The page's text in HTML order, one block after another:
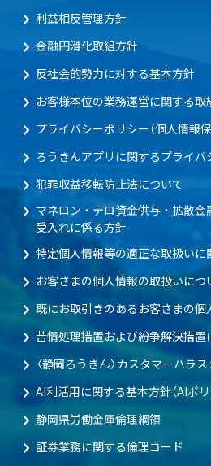
利益相反管理方針
金融円滑化取組方針
反社会的勢力に対する基本方針
お客様本位の業務運営に関する取
プライバシーポリシー（個人情報保
ろうきんアプリに関するプライバ
犯罪収益移転防止法について
マネロン・テロ資金供与・拡散
受入れに係る方針
特定個人情報等の適正な取扱いに
お客さまの個人情報の取扱いにつ
既にお取引きのあるお客さまの
苦情処理措置および紛争解決措置
〈静岡ろうきん〉カスタマーハラ
AI利活用に関する基本方針（AIポリ
静岡県労働金庫倫理綱領
証券業務に関する倫理コード